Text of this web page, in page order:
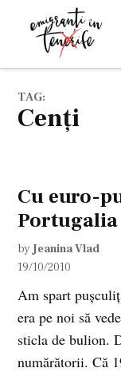
TAG:
cenţi
Cu euro-
Portugalia
by Jeanina Vlad
19/10/2010
Am spart
era pe noi să
sticla de bulion.
numărătorii. Că